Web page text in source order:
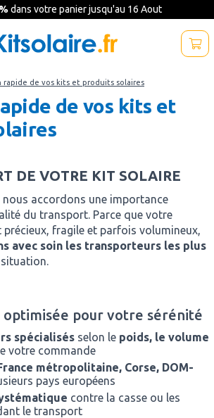
dans votre panier jusqu'au 16 Aout
rapide de vos kits et produits solaires
de vos kits et
DE VOTRE KIT SOLAIRE
nous accordons une importance
du transport. Parce que votre
précieux, fragile et parfois volumineux,
avec soin les transporteurs les plus
optimisée pour votre sérénité
spécialisésselon le poids, le volume
votre commande
métropolitaine, Corse, DOM-
pays européens
contre la casse ou les
le transport